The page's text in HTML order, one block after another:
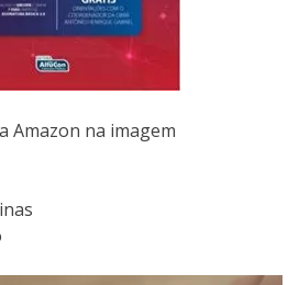
Amazon na imagem